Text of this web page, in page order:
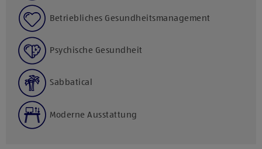
Betriebliches Gesundheitsmanagement
Psychische Gesundheit
Sabbatical
Moderne Ausstattung